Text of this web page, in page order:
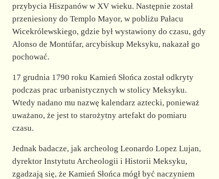
przybycia Hiszpanów w XV wieku. Następnie został
przeniesiony do Templo Mayor, w pobliżu Pałacu
Wicekrólewskiego, gdzie był wystawiony do czasu, gdy
Alonso de Montúfar, arcybiskup Meksyku, nakazał go
pochować.
17 grudnia 1790 roku Kamień Słońca został odkryty
podczas prac urbanistycznych w stolicy Meksyku.
Wtedy nadano mu nazwę kalendarz aztecki, ponieważ
uważano, że jest to starożytny artefakt do pomiaru
czasu.
Jednak badacze, jak archeolog Leonardo Lopez Lujan,
dyrektor Instytutu Archeologii i Historii Meksyku,
zgadzają się, że Kamień Słońca mógł być naczyniem